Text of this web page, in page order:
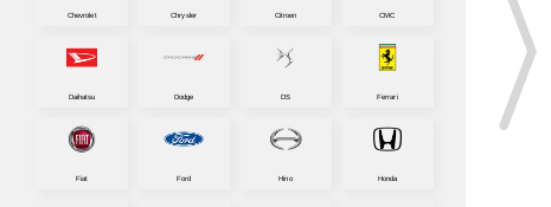
Chevrolet Chrysler Citroen CMC
Daihatsu Dodge DS Ferrari
Fiat Ford Hino Honda